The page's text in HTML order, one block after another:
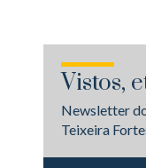
Vistos,
Newsletter
Teixeira